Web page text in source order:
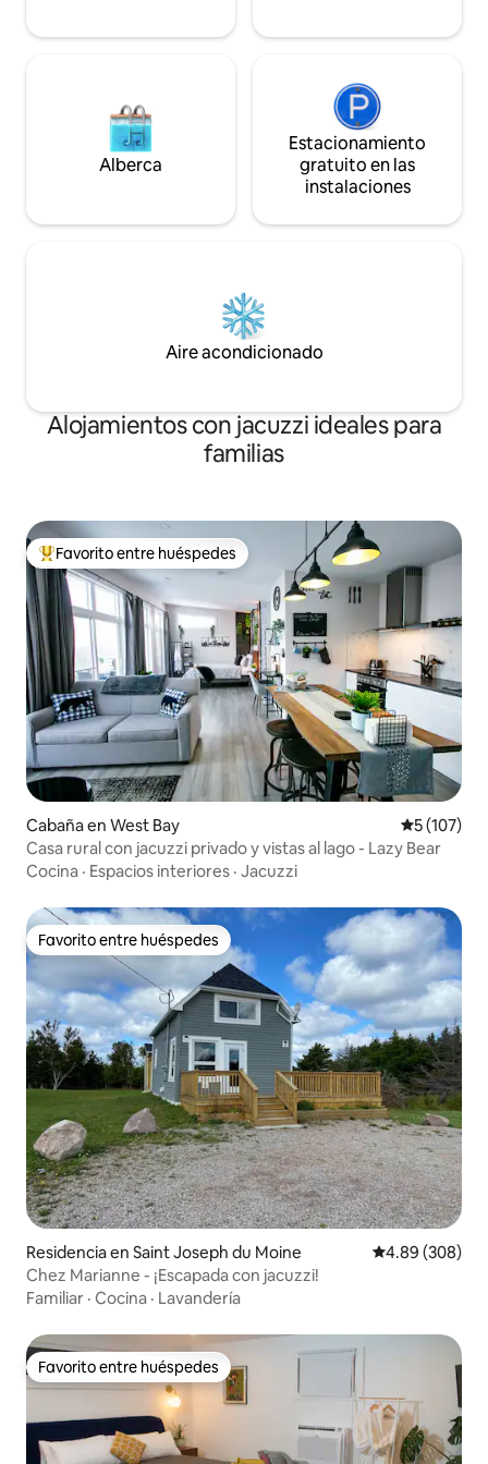
Alberca
Estacionamiento
gratuito en las
instalaciones
Aire acondicionado
Alojamientos con jacuzzi ideales para
familias
De los mejores en Favorito entre huéspedes
Favorito entre huéspedes
Cabaña en West Bay
5 (107)
Casa rural con jacuzzi privado y vistas al lago - Lazy Bear
Cocina · Espacios interiores · Jacuzzi
Favorito entre huéspedes
Favorito entre huéspedes
Residencia en Saint Joseph du Moine Calificación
4.89 (308)
Chez Marianne - ¡Escapada con jacuzzi!
Familiar · Cocina · Lavandería
Favorito entre huéspedes
Favorito entre huéspedes